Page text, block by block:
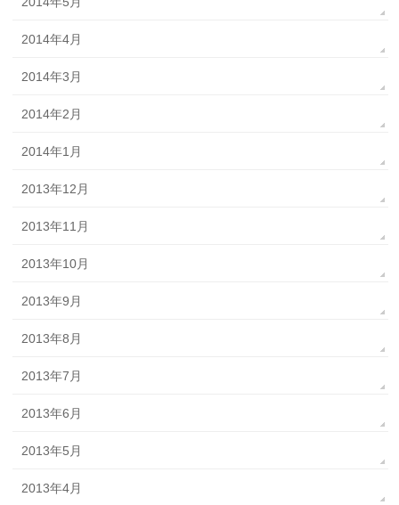
2014年4月
2014年3月
2014年2月
2014年1月
2013年12月
2013年11月
2013年10月
2013年9月
2013年8月
2013年7月
2013年6月
2013年5月
2013年4月